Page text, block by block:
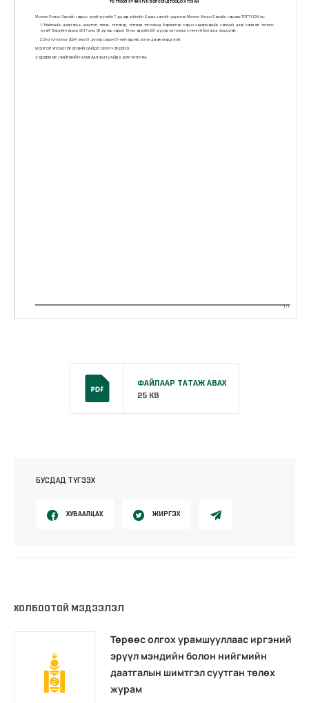
ФАЙЛААР ТАТАЖ АВАХ
25 KB
БУСДАД ТҮГЭЭХ
ХУВААЛЦАХ ЖИРГЭХ
ХОЛБООТОЙ МЭДЭЭЛЭЛ
Төрөөс олгох урамшууллаас иргэний
эрүүл мэндийн болон нийгмийн
даатгалын шимтгэл суутган төлөх
журам